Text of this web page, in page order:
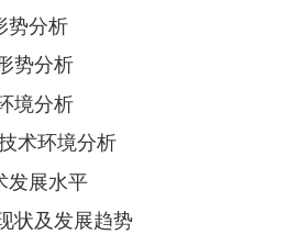
势分析
势分析
境分析
术环境分析
发展水平
状及发展趋势